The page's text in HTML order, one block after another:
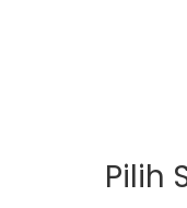
Pilih